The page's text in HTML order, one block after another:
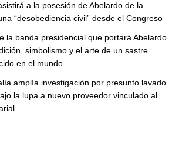
a la posesión de Abelardo de la
“desobediencia civil” desde el Congreso
la banda presidencial que portará Abelardo
simbolismo y el arte de un sastre
en el mundo
amplía investigación por presunto lavado
la lupa a nuevo proveedor vinculado al